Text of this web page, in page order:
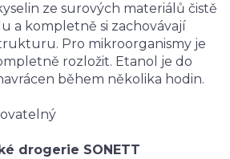
ze surových materiálů čistě
a kompletně si zachovávají
Pro mikroorganismy je
rozložit. Etanol je do
během několika hodin.
drogerie SONETT